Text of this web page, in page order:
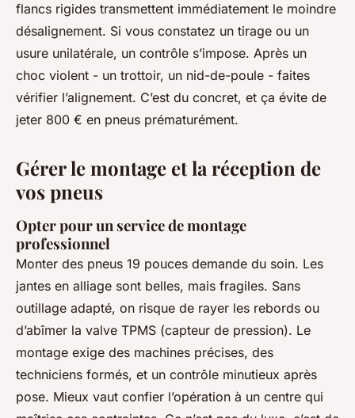
flancs rigides transmettent immédiatement le moindre
désalignement. Si vous constatez un tirage ou un
usure unilatérale, un contrôle s’impose. Après un
choc violent - un trottoir, un nid-de-poule - faites
vérifier l’alignement. C’est du concret, et ça évite de
jeter 800 € en pneus prématurément.
Gérer le montage et la réception de
vos pneus
Opter pour un service de montage
professionnel
Monter des pneus 19 pouces demande du soin. Les
jantes en alliage sont belles, mais fragiles. Sans
outillage adapté, on risque de rayer les rebords ou
d’abîmer la valve TPMS (capteur de pression). Le
montage exige des machines précises, des
techniciens formés, et un contrôle minutieux après
pose. Mieux vaut confier l’opération à un centre qui